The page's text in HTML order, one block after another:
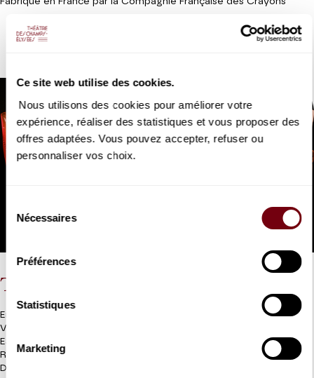
Ce site web utilise des cookies.
Nous utilisons des cookies pour améliorer votre
expérience, réaliser des statistiques et vous proposer des
offres adaptées. Vous pouvez accepter, refuser ou
personnaliser vos choix.
Nécessaires
Préférences
Statistiques
Marketing
Tote bag
En toile de coton Eco-Tex. Fabriqué en France.
Verso - Impression de la reproduction de l’affiche LE THEATRE
EST OUVERT d’Éric de Coulon.
Recto - Sérigraphie du Logo du TCE
Dimensions 42x 38 cm - 15 €